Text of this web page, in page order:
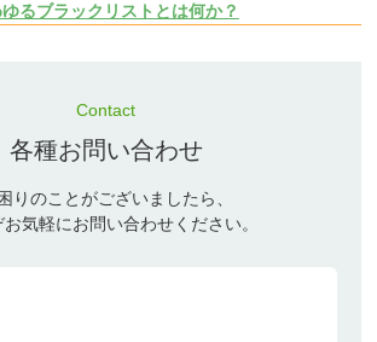
るブラックリストとは何か？
Contact
各種お問い合わせ
りのことがございましたら、
お気軽にお問い合わせください。